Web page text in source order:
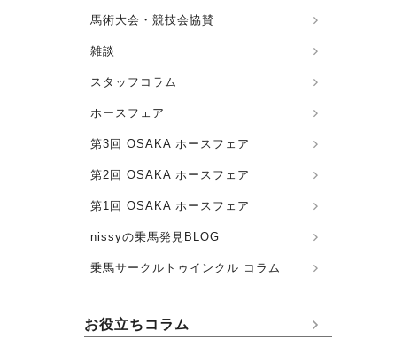
馬術大会・競技会協賛
雑談
スタッフコラム
ホースフェア
第3回 OSAKA ホースフェア
第2回 OSAKA ホースフェア
第1回 OSAKA ホースフェア
nissyの乗馬発見BLOG
乗馬サークルトゥインクル コラム
お役立ちコラム